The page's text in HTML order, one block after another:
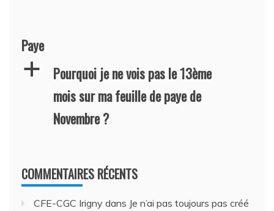
Paye
a
Pourquoi je ne vois pas le 13ème
mois sur ma feuille de paye de
Novembre ?
COMMENTAIRES RÉCENTS
CFE-CGC Irigny dans Je n’ai pas toujours pas créé